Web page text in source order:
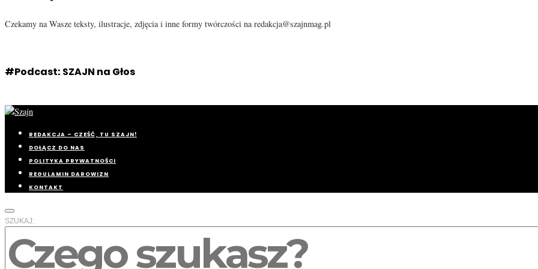
Czekamy na Wasze teksty, ilustracje, zdjęcia i inne formy twórczości na redakcja@szajnmag.pl
#Podcast: SZAJN na Głos
REDAKCJA – CZEŚĆ, TU SZAJN!
DOŁĄCZ DO NAS
POLITYKA PRYWATNOŚCI
REGULAMIN DAROWIZN
KONTAKT
SZUKAJ: